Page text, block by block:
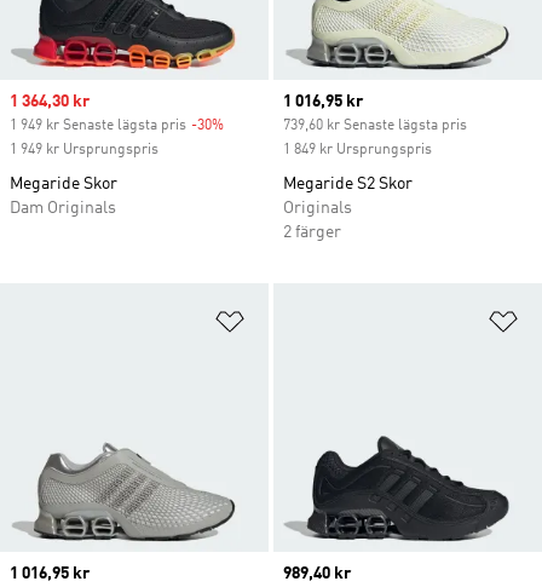
Sale price
1 364,30 kr
1 949 kr Senaste lägsta pris -30%
1 949 kr Ursprungspris
Megaride Skor
Dam Originals
Current price
1 016,95 kr
739,60 kr Senaste lägsta pris
1 849 kr Ursprungspris
Megaride S2 Skor
Originals
2 färger
Current price
1 016,95 kr Current price
989,40 kr